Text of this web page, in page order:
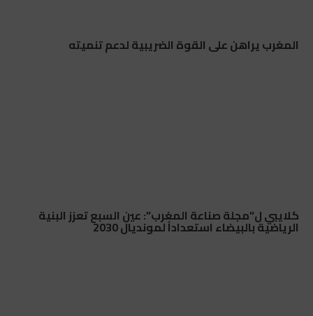
المغرب يراهن على القوة الضريبية لدعم تنميته
كلايبي ل”مجلة صناعة المغرب”: عين السبع تعزز البنية
الرياضية بالبيضاء استعداداً لمونديال 2030